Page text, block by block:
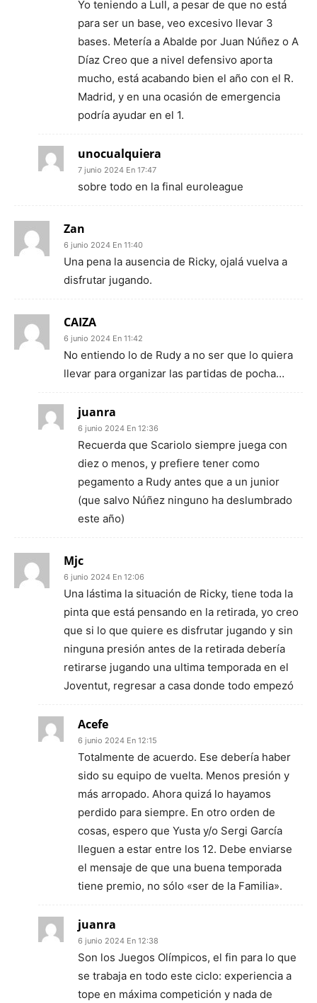
Yo teniendo a Lull, a pesar de que no está
para ser un base, veo excesivo llevar 3
bases. Metería a Abalde por Juan Núñez o A
Díaz Creo que a nivel defensivo aporta
mucho, está acabando bien el año con el R.
Madrid, y en una ocasión de emergencia
podría ayudar en el 1.
unocualquiera
7 junio 2024 En 17:47
sobre todo en la final euroleague
Zan
6 junio 2024 En 11:40
Una pena la ausencia de Ricky, ojalá vuelva a
disfrutar jugando.
CAIZA
6 junio 2024 En 11:42
No entiendo lo de Rudy a no ser que lo quiera
llevar para organizar las partidas de pocha…
juanra
6 junio 2024 En 12:36
Recuerda que Scariolo siempre juega con
diez o menos, y prefiere tener como
pegamento a Rudy antes que a un junior
(que salvo Núñez ninguno ha deslumbrado
este año)
Mjc
6 junio 2024 En 12:06
Una lástima la situación de Ricky, tiene toda la
pinta que está pensando en la retirada, yo creo
que si lo que quiere es disfrutar jugando y sin
ninguna presión antes de la retirada debería
retirarse jugando una ultima temporada en el
Joventut, regresar a casa donde todo empezó
Acefe
6 junio 2024 En 12:15
Totalmente de acuerdo. Ese debería haber
sido su equipo de vuelta. Menos presión y
más arropado. Ahora quizá lo hayamos
perdido para siempre. En otro orden de
cosas, espero que Yusta y/o Sergi García
lleguen a estar entre los 12. Debe enviarse
el mensaje de que una buena temporada
tiene premio, no sólo «ser de la Familia».
juanra
6 junio 2024 En 12:38
Son los Juegos Olímpicos, el fin para lo que
se trabaja en todo este ciclo: experiencia a
tope en máxima competición y nada de